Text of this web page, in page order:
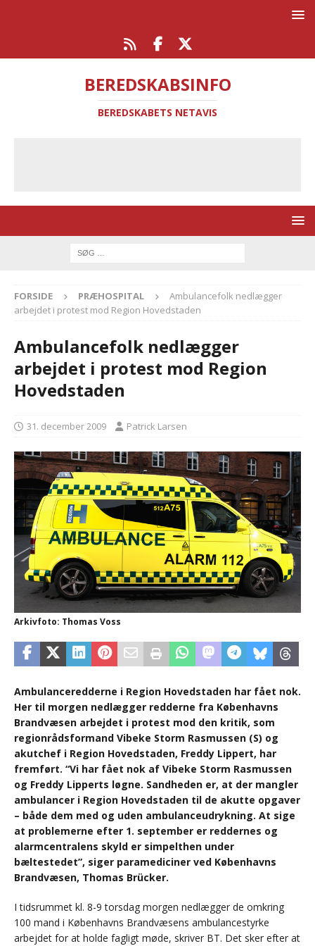
BEREDSKABSINFO
BEREDSKABETS NETAVIS
FORSIDE PRÆHOSPITAL
Ambulancefolk nedlægger
arbejdet i protest mod Region Hovedstaden
Ambulancefolk nedlægger
arbejdet i protest mod Region
Hovedstaden
31. december 2009 Patrick Larsen
Arkivfoto: Thomas Voss
Ambulanceredderne i Region Hovedstaden har fået nok.
Her til morgen nedlægger redderne fra Københavns
Brandvæsen arbejdet i protest mod den kritik, som
regionrådsformand Vibeke Storm Rasmussen (S) og
akutchef i Region Hovedstaden, Freddy Lippert, har
fremført. “Vi har fået nok af Vibeke Storm Rasmussen
og Freddy Lipperts løgne. Sandheden er, at der mangler
ambulancer i Region Hovedstaden til de akutte opgaver
– både dem med og uden ambulanceudrykning. At sige
at problemerne efter 1. september er reddernes og
alarmcentralens skyld er simpelthen under
bæltestedet”, siger paramediciner ved Københavns
Brandvæsen, Thomas Brücker.
I tidsrummet kl. 8-9 torsdag morgen nedlægger de omkring
100 mand i Københavns Brandvæsens ambulancestyrke
arbejdet for at holde fagligt møde, skriver BT. Det sker efter at